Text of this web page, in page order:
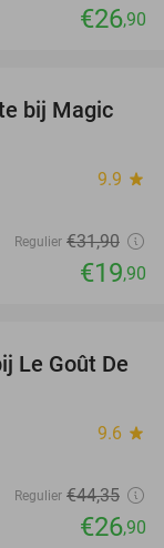
€26,90
38%
bij Magic
9.9 star
Regulier €31,90
€19,90
39%
Le Goût De
9.6 star
Regulier €44,35
€26,90